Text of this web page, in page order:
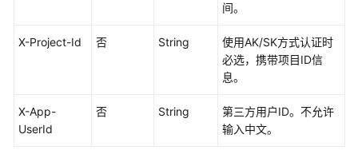
交
间。
X-Project-Id 否 String
使用AK/SK方式认证时
必选，携带项目ID信
息。
X-App-
UserId
否 String
第三方用户ID。不允许
输入中文。